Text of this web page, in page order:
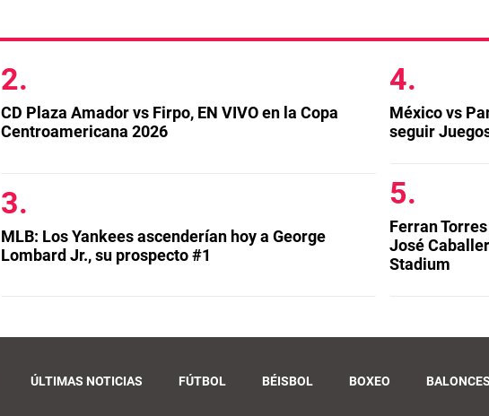
CD Plaza Amador vs Firpo, EN VIVO en la Copa
Centroamericana 2026
MLB: Los Yankees ascenderían hoy a George
Lombard Jr., su prospecto #1
México vs
seguir
Ferran
José
Stadium
ÚLTIMAS NOTICIAS FÚTBOL BÉISBOL BOXEO